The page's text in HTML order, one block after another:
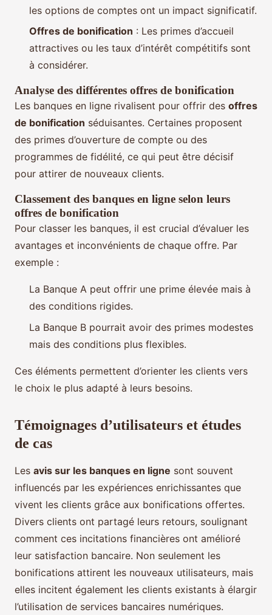
les options de comptes ont un impact significatif.
Offres de bonification : Les primes d’accueil
attractives ou les taux d’intérêt compétitifs sont
à considérer.
Analyse des différentes offres de bonification
Les banques en ligne rivalisent pour offrir des offres
de bonification séduisantes. Certaines proposent
des primes d’ouverture de compte ou des
programmes de fidélité, ce qui peut être décisif
pour attirer de nouveaux clients.
Classement des banques en ligne selon leurs
offres de bonification
Pour classer les banques, il est crucial d’évaluer les
avantages et inconvénients de chaque offre. Par
exemple :
La Banque A peut offrir une prime élevée mais à
des conditions rigides.
La Banque B pourrait avoir des primes modestes
mais des conditions plus flexibles.
Ces éléments permettent d’orienter les clients vers
le choix le plus adapté à leurs besoins.
Témoignages d’utilisateurs et études
de cas
Les avis sur les banques en ligne sont souvent
influencés par les expériences enrichissantes que
vivent les clients grâce aux bonifications offertes.
Divers clients ont partagé leurs retours, soulignant
comment ces incitations financières ont amélioré
leur satisfaction bancaire. Non seulement les
bonifications attirent les nouveaux utilisateurs, mais
elles incitent également les clients existants à élargir
l’utilisation de services bancaires numériques.